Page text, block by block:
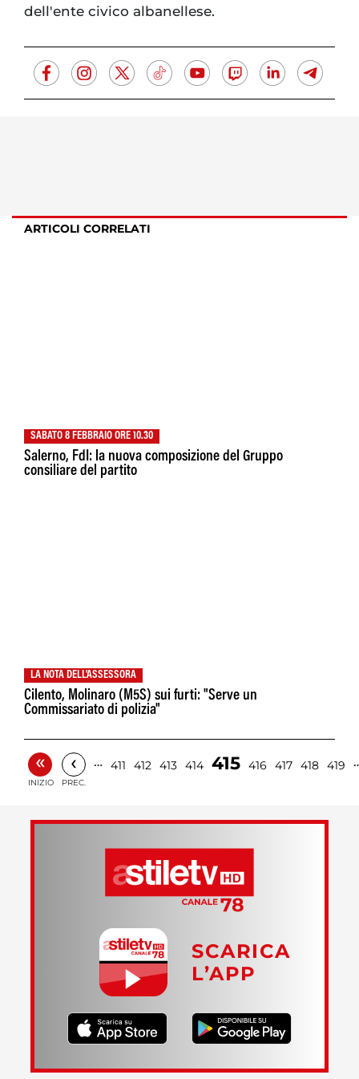
dell'ente civico albanellese.
ARTICOLI CORRELATI
SABATO 8 FEBBRAIO ORE 10.30
Salerno, FdI: la nuova composizione del Gruppo
consiliare del partito
LA NOTA DELL'ASSESSORA
Cilento, Molinaro (M5S) sui furti: "Serve un
Commissariato di polizia"
«
INIZIO
‹
PREC.
… 411 412 413 414 415 416 417 418 419
SCARICA
L’APP